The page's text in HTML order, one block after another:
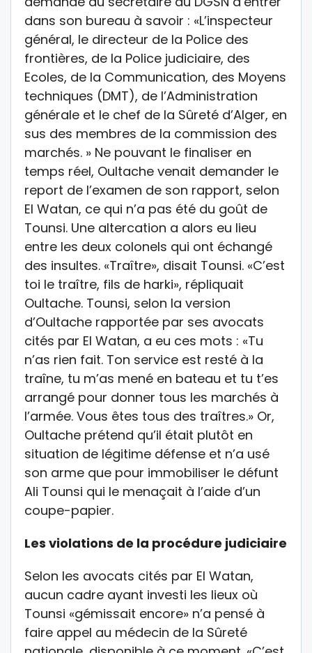
dans son bureau à savoir : «L’inspecteur
général, le directeur de la Police des
frontières, de la Police judiciaire, des
Ecoles, de la Communication, des Moyens
techniques (DMT), de l’Administration
générale et le chef de la Sûreté d’Alger, en
sus des membres de la commission des
marchés. » Ne pouvant le finaliser en
temps réel, Oultache venait demander le
report de l’examen de son rapport, selon
El Watan, ce qui n’a pas été du goût de
Tounsi. Une altercation a alors eu lieu
entre les deux colonels qui ont échangé
des insultes. «Traître», disait Tounsi. «C’est
toi le traître, fils de harki», répliquait
Oultache. Tounsi, selon la version
d’Oultache rapportée par ses avocats
cités par El Watan, a eu ces mots : «Tu
n’as rien fait. Ton service est resté à la
traîne, tu m’as mené en bateau et tu t’es
arrangé pour donner tous les marchés à
l’armée. Vous êtes tous des traîtres.» Or,
Oultache prétend qu’il était plutôt en
situation de légitime défense et n’a usé
son arme que pour immobiliser le défunt
Ali Tounsi qui le menaçait à l’aide d’un
coupe-papier.
Les violations de la procédure judiciaire
Selon les avocats cités par El Watan,
aucun cadre ayant investi les lieux où
Tounsi «gémissait encore» n’a pensé à
faire appel au médecin de la Sûreté